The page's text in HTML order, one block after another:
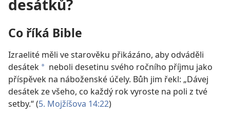
desátků?
Co říká Bible
Izraelité měli ve starověku přikázáno, aby odváděli
desátek a neboli desetinu svého ročního příjmu jako
příspěvek na náboženské účely. Bůh jim řekl: „Dávej
desátek ze všeho, co každý rok vyroste na poli z tvé
setby.“ (5. Mojžíšova 14:22)